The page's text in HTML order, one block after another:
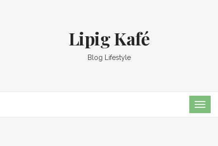
Lipig Kafé
Blog Lifestyle